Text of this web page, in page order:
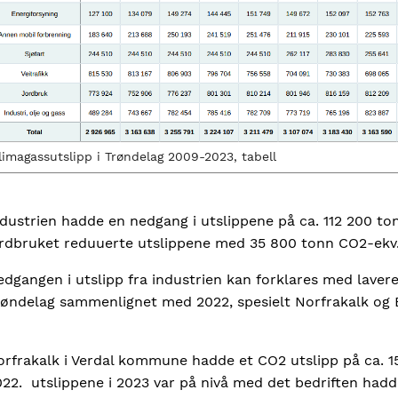
i Trøndelag 2009-2023, tabell
hadde en nedgang i utslippene på ca. 112 200
reduuerte utslippene med 35 800 tonn CO2-
i utslipp fra industrien kan forklares med
sammenlignet med 2022, spesielt Norfrakalk og
i Verdal kommune hadde et CO2 utslipp på ca.
utslippene i 2023 var på nivå med det bedriften